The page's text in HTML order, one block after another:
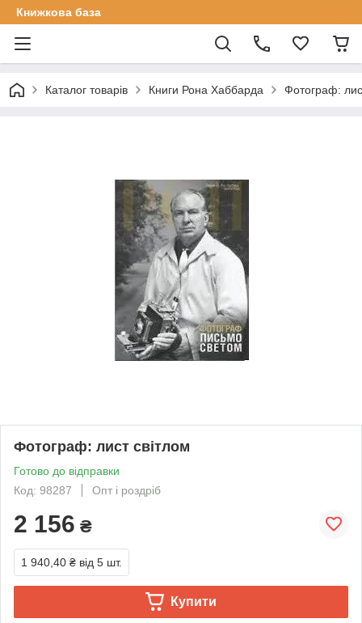
Книжкова база
Каталог товарів Книги Рона Хаббарда Фотограф:
Фотограф: лист світлом
Готово до відправки
Код: 98287
Опт і роздріб
2 156 ₴
1 940,40 ₴ від 5 шт.
Купити